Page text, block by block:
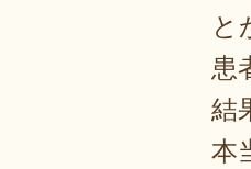
と
患
結
本